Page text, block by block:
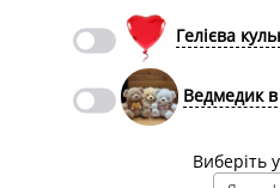
Гелієва
Ведмедик
Виберіть